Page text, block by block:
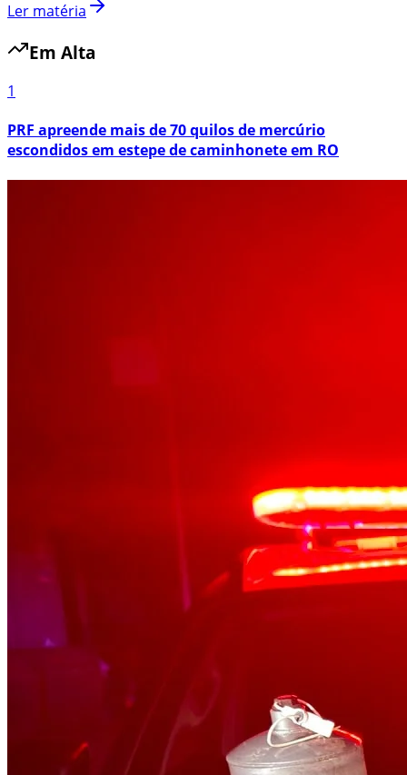
Ler matéria
Em Alta
1
PRF apreende mais de 70 quilos de mercúrio
escondidos em estepe de caminhonete em RO